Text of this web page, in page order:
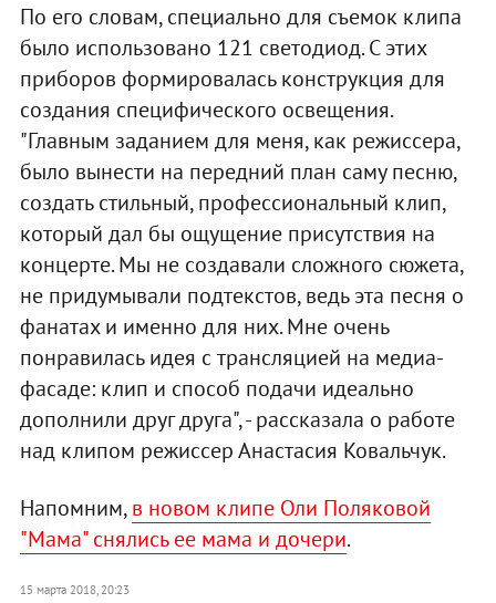
По его словам, специально для съемок клипа
было использовано 121 светодиод. С этих
приборов формировалась конструкция для
создания специфического освещения.
"Главным заданием для меня, как режиссера,
было вынести на передний план саму песню,
создать стильный, профессиональный клип,
который дал бы ощущение присутствия на
концерте. Мы не создавали сложного сюжета,
не придумывали подтекстов, ведь эта песня о
фанатах и именно для них. Мне очень
понравилась идея с трансляцией на медиа-
фасаде: клип и способ подачи идеально
дополнили друг друга", - рассказала о работе
над клипом режиссер Анастасия Ковальчук.
Напомним,в новом клипе Оли Поляковой
"Мама" снялись ее мама и дочери.
15 марта 2018, 20:23